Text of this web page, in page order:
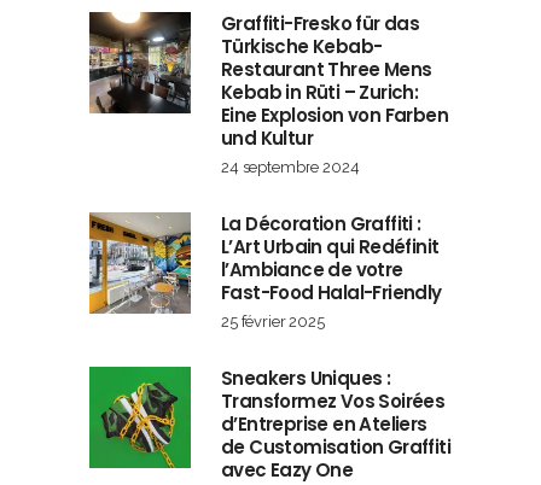
Graffiti-Fresko für das
Türkische Kebab-
Restaurant Three Mens
Kebab in Rüti – Zurich:
Eine Explosion von Farben
und Kultur
24 septembre 2024
La Décoration Graffiti :
L’Art Urbain qui Redéfinit
l’Ambiance de votre
Fast-Food Halal-Friendly
25 février 2025
Sneakers Uniques :
Transformez Vos Soirées
d’Entreprise en Ateliers
de Customisation Graffiti
avec Eazy One